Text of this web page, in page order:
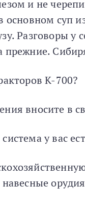
и не
основном суп
Разговоры у
прежние.
К-700?
вносите в
у вас